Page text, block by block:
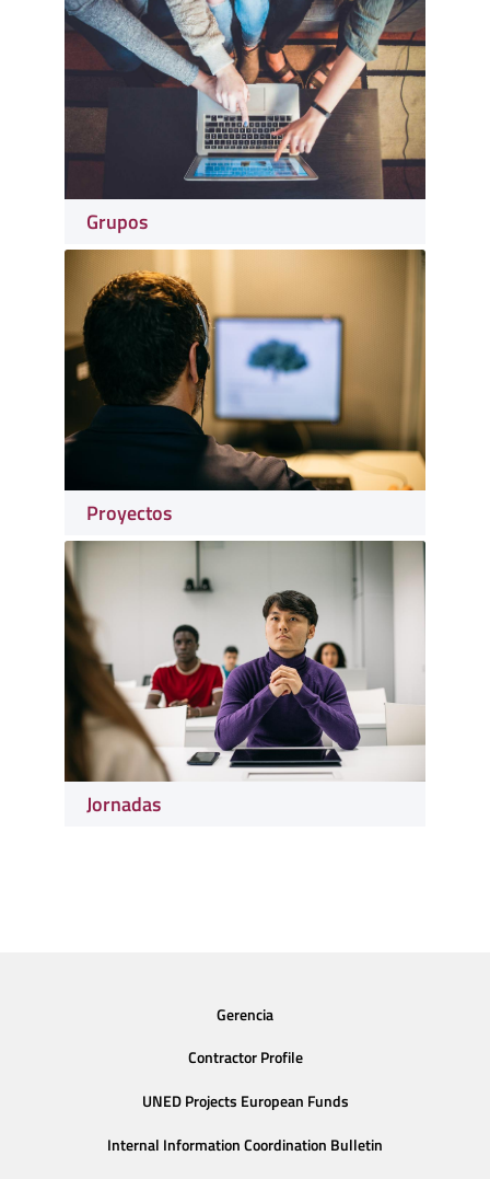
Grupos
Proyectos
Jornadas
Gerencia
Contractor Profile
UNED Projects European Funds
Internal Information Coordination Bulletin